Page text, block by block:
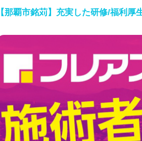
【那覇市銘苅】充実した研修/福利